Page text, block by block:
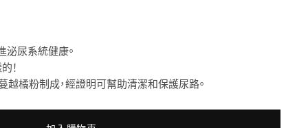
尿系統健康。
！
橘粉制成，經證明可幫助清潔和保護尿路。